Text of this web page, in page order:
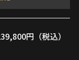
円（税込）